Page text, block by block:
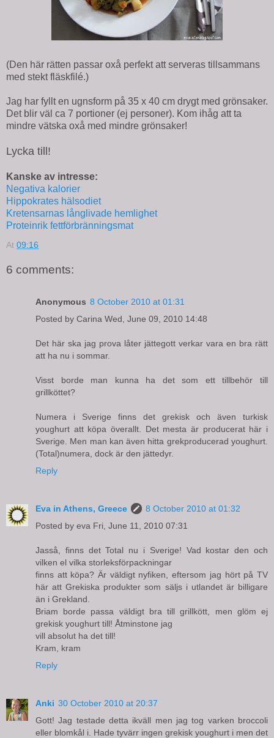
(Den här rätten passar oxå perfekt att serveras tillsammans
med stekt fläskfilé.)
Jag har fyllt en ugnsform på 35 x 40 cm drygt med grönsaker.
Det blir väl ca 7 portioner (ej personer). Kom ihåg att ta
mindre vätska oxå med mindre grönsaker!
Lycka till!
Kanske av intresse:
Negativa kalorier
Hippokrates hälsodiet
Kretensarnas långlivade hemlighet
Proteinrik fettförbränningsmat
At 09:16
6 comments:
Anonymous 8 October 2010 at 01:31
Posted by Carina Wed, June 09, 2010 14:48
Det här ska jag prova låter jättegott verkar vara en bra rätt
att ha nu i sommar.
Visst borde man kunna ha det som ett tillbehör till
grillköttet?
Numera i Sverige finns det grekisk och även turkisk
youghurt att köpa överallt. Det mesta är producerat här i
Sverige. Men man kan även hitta grekproducerad youghurt.
(Total)numera, dock är den jättedyr.
Reply
Eva in Athens, Greece
8 October 2010 at 01:32
Posted by eva Fri, June 11, 2010 07:31
Jasså, finns det Total nu i Sverige! Vad kostar den och
vilken el vilka storleksförpackningar
finns att köpa? Är väldigt nyfiken, eftersom jag hört på TV
här att Grekiska produkter som säljs i utlandet är billigare
än i Grekland.
Briam borde passa väldigt bra till grillkött, men glöm ej
grekisk youghurt till! Åtminstone jag
vill absolut ha det till!
Kram, kram
Reply
Anki 30 October 2010 at 20:37
Gott! Jag testade detta ikväll men jag tog varken broccoli
eller blomkål i. Hade tyvärr ingen grekisk youghurt i men det